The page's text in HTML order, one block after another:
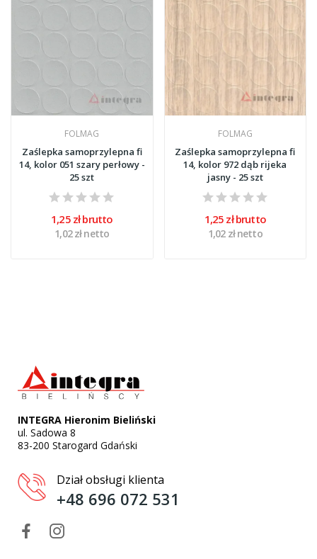
FOLMAG
Zaślepka samoprzylepna fi
14, kolor 051 szary perłowy -
25 szt
1,25 zł brutto
1,02 zł netto
FOLMAG
Zaślepka samoprzylepna fi
14, kolor 972 dąb rijeka
jasny - 25 szt
1,25 zł brutto
1,02 zł netto
INTEGRA Hieronim Bieliński
ul. Sadowa 8
83-200 Starogard Gdański
Dział obsługi klienta
+48 696 072 531